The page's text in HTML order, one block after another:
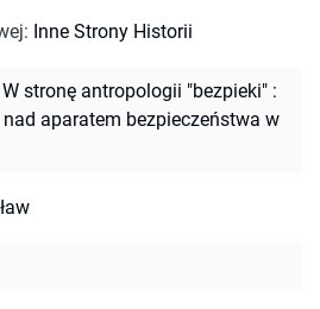
: Inne Strony Historii
W stronę antropologii "bezpieki" :
aparatem bezpieczeństwa w